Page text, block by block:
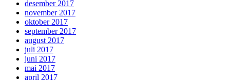
desember 2017
november 2017
oktober 2017
september 2017
august 2017
juli 2017
juni 2017
mai 2017
april 2017